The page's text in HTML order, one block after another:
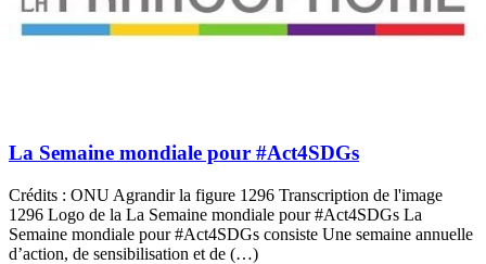
La Semaine mondiale pour #Act4SDGs
Crédits : ONU Agrandir la figure 1296 Transcription de l'image
1296 Logo de la La Semaine mondiale pour #Act4SDGs La
Semaine mondiale pour #Act4SDGs consiste Une semaine annuelle
d’action, de sensibilisation et de (…)